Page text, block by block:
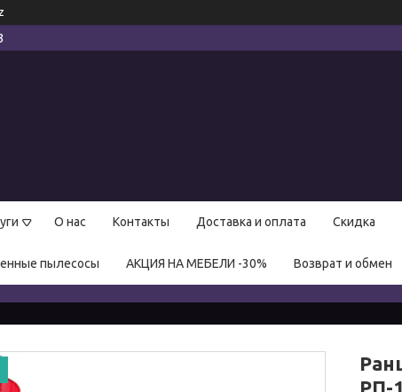
О нас Контакты Доставка и оплата Скидка
пылесосы АКЦИЯ НА МЕБЕЛИ -30% Возврат и обмен
РП-